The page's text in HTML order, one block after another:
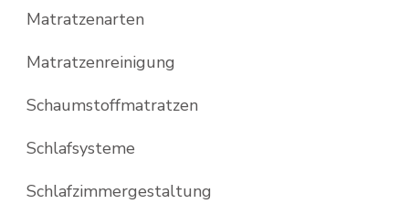
Matratzenarten
Matratzenreinigung
Schaumstoffmatratzen
Schlafsysteme
Schlafzimmergestaltung